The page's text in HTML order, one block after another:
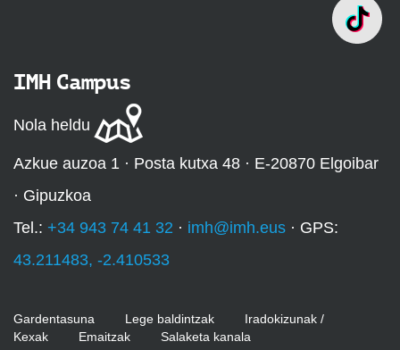
IMH Campus
Nola heldu
Azkue auzoa 1 · Posta kutxa 48 · E-20870 Elgoibar
· Gipuzkoa
Tel.: +34 943 74 41 32 · imh@imh.eus · GPS:
43.211483, -2.410533
Gardentasuna Lege baldintzak
Iradokizunak /
Kexak
Emaitzak Salaketa kanala